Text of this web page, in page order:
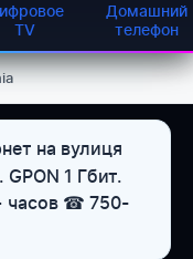
TV
Домашний
телефон
на вулиця
1 Гбит.
часов ☎ 750-